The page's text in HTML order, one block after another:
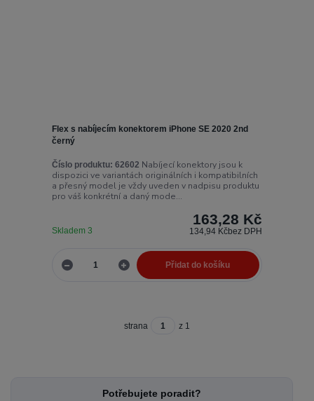
Flex s nabíjecím konektorem iPhone SE 2020 2nd
černý
Číslo produktu: 62602 Nabíjecí konektory jsou k
dispozici ve variantách originálních i kompatibilních
a přesný model je vždy uveden v nadpisu produktu
pro váš konkrétní a daný mode...
163,28 Kč
134,94 Kčbez DPH
Skladem 3
Přidat do košíku
strana z 1
Potřebujete poradit?